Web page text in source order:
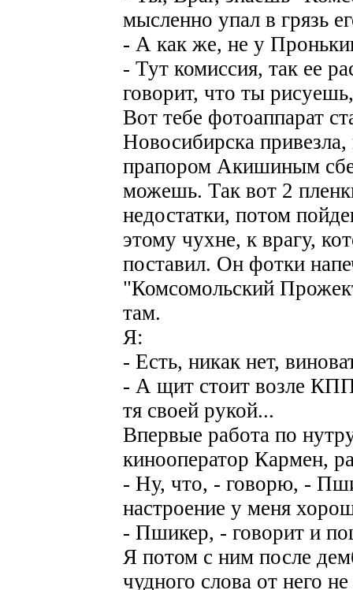
мысленно упал в грязь
- А как же, не у
- Тут комиссия, так ее
говорит, что ты
Вот тебе фотоаппарат
Новосибирска
прапором Акишиным
можешь. Так вот 2
недостатки, потом
этому чухне, к врагу,
поставил. Он фотки
"Комсомольский
там.
Я:
- Есть, никак нет,
- А щит стоит возле КПП
тя своей рукой...
Впервые работа по
кинооператор Кармен,
- Ну, что, - говорю, -
настроение у меня
- Пшикер, - говорит и
Я потом с ним после
чудного слова от него